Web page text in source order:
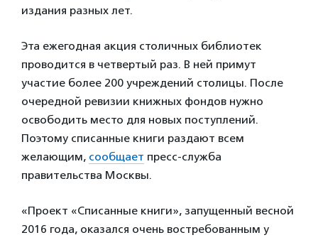
издания разных лет.
Эта ежегодная акция столичных библиотек
проводится в четвертый раз. В ней примут
участие более 200 учреждений столицы. После
очередной ревизии книжных фондов нужно
освободить место для новых поступлений.
Поэтому списанные книги раздают всем
желающим, сообщает пресс-служба
правительства Москвы.
«Проект «Списанные книги», запущенный весной
2016 года, оказался очень востребованным у